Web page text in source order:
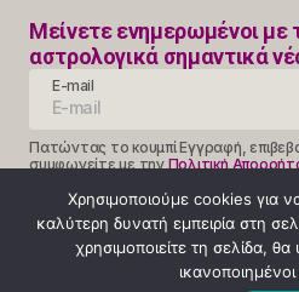
Μείνετε ενημερωμένοι με
αστρολογικά σημαντικά
E-mail
Πατώντας το κουμπί Εγγραφή,
συμφωνείτε με τηνΠολιτική
Follow Us
Χρησιμοποιούμε cookies για
καλύτερη δυνατή εμπειρία στη
χρησιμοποιείτε τη σελίδα,